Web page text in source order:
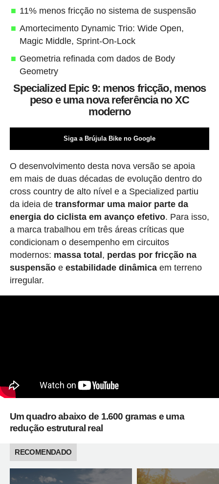
11% menos fricção no sistema de suspensão
Amortecimento Dynamic Trio: Wide Open,
Magic Middle, Sprint-On-Lock
Geometria refinada com dados de Body
Geometry
Specialized Epic 9: menos fricção, menos
peso e uma nova referência no XC
moderno
Siga a Brújula Bike no Google
O desenvolvimento desta nova versão se apoia
em mais de duas décadas de evolução dentro do
cross country de alto nível e a Specialized partiu
da ideia de transformar uma maior parte da
energia do ciclista em avanço efetivo. Para isso,
a marca trabalhou em três áreas críticas que
condicionam o desempenho em circuitos
modernos: massa total, perdas por fricção na
suspensãoe estabilidade dinâmicaem terreno
irregular.
Um quadro abaixo de 1.600 gramas e uma
redução estrutural real
RECOMENDADO